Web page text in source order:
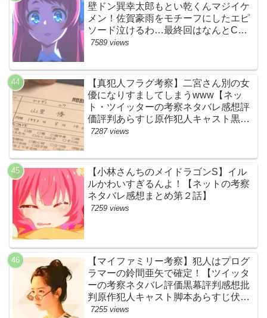
壁ドン巽幸太郎もとい乾くんマジイケ
メン！佐賀豪雨をモチーフにしたエピ
ソード泣けるわ…最終回はなんとCM
なし27分ノンストップ放送！すごすぎ
7589 views
【真犯人フラグ考察】二宮さん別の女
優になりすましてしまうwww【ネッ
ト・ツイッターの考察ネタバレ感想評
価評判あらすじ原作犯人キャスト黒幕
伏線まとめ・山里亮太・蒼井優】
7287 views
【小林さんちのメイドラゴンS】イル
ルかわいすぎるんよ！【ネットの考察
ネタバレ感想まとめ第２話】
7259 views
【マイファミリー考察】犯人はプログ
ラマーの鈴間亜矢で確定！【ツイッタ
ーの考察ネタバレ評価黒幕評判感想批
判原作犯人キャスト脚本あらすじ伏線
まとめ・藤間爽子】
7255 views